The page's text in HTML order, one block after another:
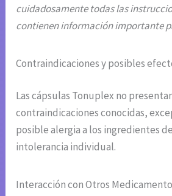
cuidadosamente todas las
contienen información importante
Contraindicaciones y posibles
Las cápsulas Tonuplex no
contraindicaciones conocidas,
posible alergia a los ingredientes
intolerancia individual.
Interacción con Otros